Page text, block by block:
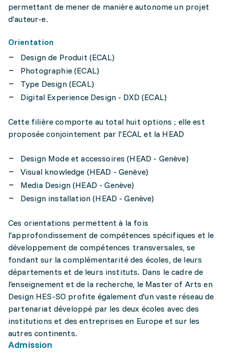
permettant de mener de manière autonome un projet
d’auteur-e.
Orientation
Design de Produit (ECAL)
Photographie (ECAL)
Type Design (ECAL)
Digital Experience Design - DXD (ECAL)
Cette filière comporte au total huit options ; elle est
proposée conjointement par l'ECAL et la HEAD
Design Mode et accessoires (HEAD - Genève)
Visual knowledge (HEAD - Genève)
Media Design (HEAD - Genève)
Design installation (HEAD - Genève)
Ces orientations permettent à la fois
l'approfondissement de compétences spécifiques et le
développement de compétences transversales, se
fondant sur la complémentarité des écoles, de leurs
départements et de leurs instituts. Dans le cadre de
l'enseignement et de la recherche, le Master of Arts en
Design HES-SO profite également d'un vaste réseau de
partenariat développé par les deux écoles avec des
institutions et des entreprises en Europe et sur les
autres continents.
Admission